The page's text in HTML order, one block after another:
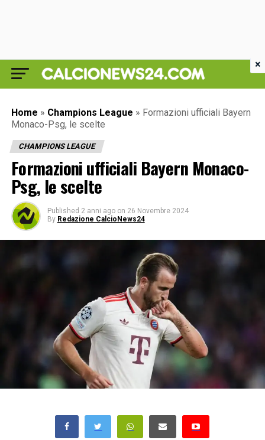
Home » Champions League » Formazioni ufficiali Bayern
Monaco-Psg, le scelte
CHAMPIONS LEAGUE
Formazioni ufficiali Bayern Monaco-
Psg, le scelte
Published 2 anni ago on 26 Novembre 2024
By Redazione CalcioNews24
×